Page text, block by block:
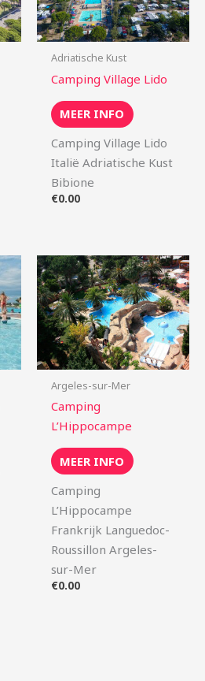
Adriatische Kust
Camping Village Lido
MEER INFO
Camping Village Lido
Italië Adriatische Kust
Bibione
€0.00
Argeles-sur-Mer
Camping
L’Hippocampe
MEER INFO
Camping
L’Hippocampe
Frankrijk Languedoc-
Roussillon Argeles-
sur-Mer
€0.00